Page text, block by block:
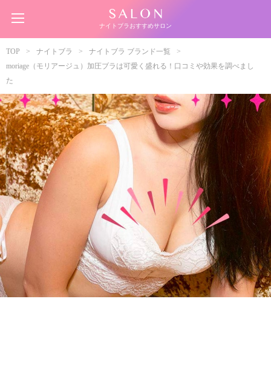
ナイトブラおすすめサロン
TOP ナイトブラ
ナイトブラ ブランド一覧
moriage（モリアージュ）加圧ブラは可愛く盛れる！口コミや効果を調べまし
た